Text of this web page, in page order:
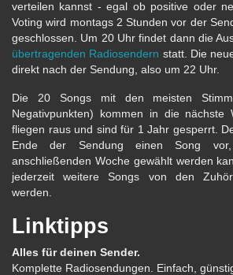
verteilen kannst - egal ob positive oder
Voting wird montags 2 Stunden vor der
geschlossen. Um 20 Uhr findet dann die
übertragenden Radiosendern statt. Die
direkt nach der Sendung, also um 22 Uhr.
Die 20 Songs mit den meisten
Negativpunkten) kommen in die nächste
fliegen raus und sind für 1 Jahr gesperrt.
Ende der Sendung einen Song
anschließenden Woche gewählt werden
jederzeit weitere Songs von den
werden.
Linktipps
Alles für deinen Sender.
Komplette Radiosendungen. Einfach,